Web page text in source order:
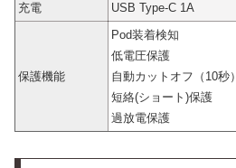
充電
USB Type-C 1A
保護機能
Pod装着検知
低電圧保護
自動カットオフ（10秒）
短絡(ショート)保護
過放電保護